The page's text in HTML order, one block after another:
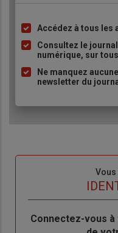
Liste
à
puce
Accédez à tous les
Consultez le
numérique, sur
Ne manquez
newsletter du
Vous
Body
Connectez-vous